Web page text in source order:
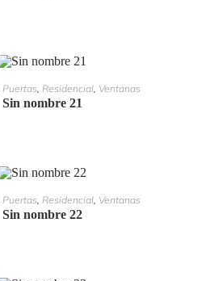
LEER MÁS
Puertas, Residencial, Ventanas
Sin nombre 21
LEER MÁS
Puertas, Residencial, Ventanas
Sin nombre 22